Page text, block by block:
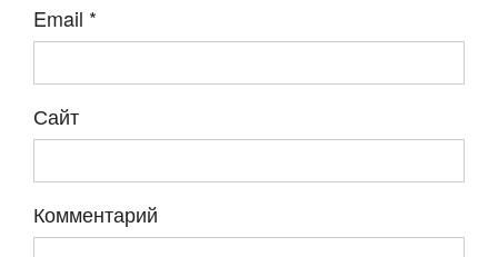
Email *
Сайт
Комментарий